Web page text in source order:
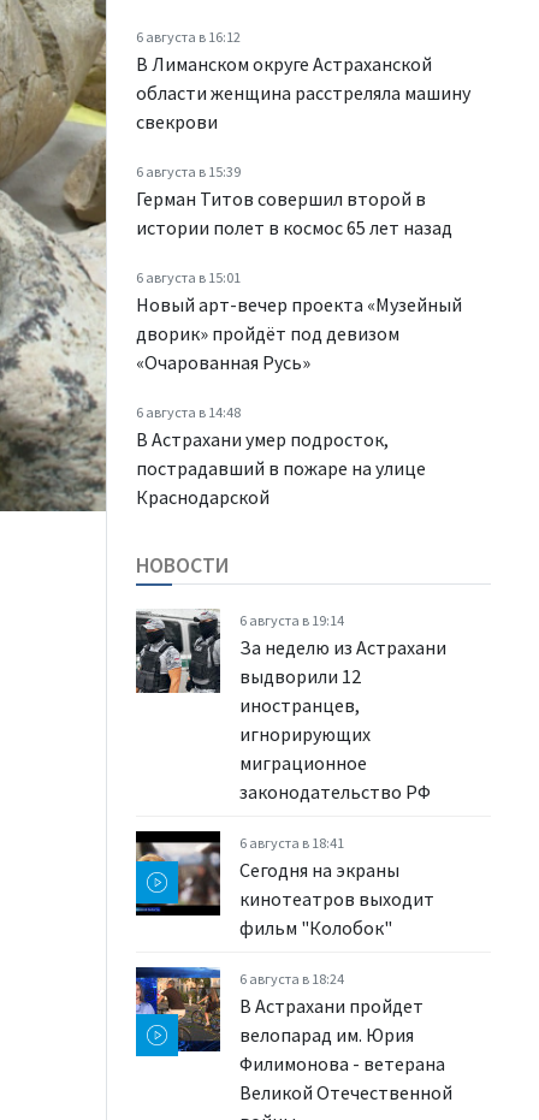
6 августа в 16:12
В Лиманском округе Астраханской
области женщина расстреляла машину
свекрови
6 августа в 15:39
Герман Титов совершил второй в
истории полет в космос 65 лет назад
6 августа в 15:01
Новый арт-вечер проекта «Музейный
дворик» пройдёт под девизом
«Очарованная Русь»
6 августа в 14:48
В Астрахани умер подросток,
пострадавший в пожаре на улице
Краснодарской
НОВОСТИ
6 августа в 19:14
За неделю из Астрахани
выдворили 12
иностранцев,
игнорирующих
миграционное
законодательство РФ
6 августа в 18:41
Сегодня на экраны
кинотеатров выходит
фильм "Колобок"
6 августа в 18:24
В Астрахани пройдет
велопарад им. Юрия
Филимонова - ветерана
Великой Отечественной